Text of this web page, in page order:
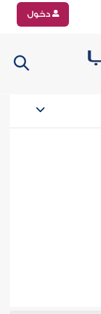
دخول